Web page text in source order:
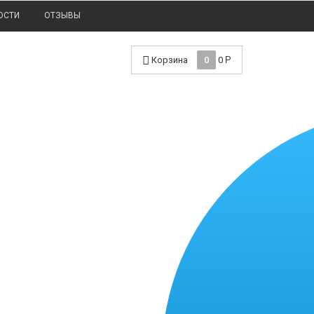
ОТЗЫВЫ
Корзина 0 0 Р